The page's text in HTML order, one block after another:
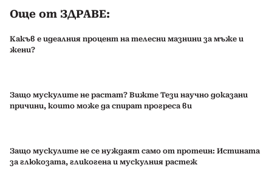
Още от ЗДРАВЕ:
Какъв е идеалния процент на телесни мазнини за мъже и
жени?
Защо мускулите не растат? Вижте Тези научно доказани
причини, които може да спират прогреса ви
Защо мускулите не се нуждаят само от протеин: Истината
за глюкозата, гликогена и мускулния растеж